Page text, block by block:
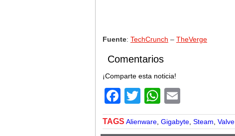
Fuente: TechCrunch – TheVerge
Comentarios
¡Comparte esta noticia!
Facebook
TwitterWhatsApp
TAGS Alienware Gigabyte Steam Valve